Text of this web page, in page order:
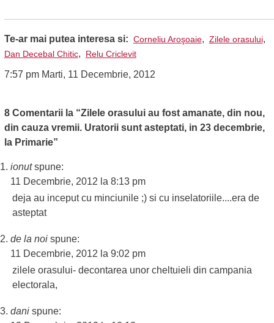
Te-ar mai putea interesa si: Corneliu Aroşoaie, Zilele orasului,
Dan Decebal Chitic, Relu Criclevit
7:57 pm Marti, 11 Decembrie, 2012
8 Comentarii la “Zilele orasului au fost amanate, din nou,
din cauza vremii. Uratorii sunt asteptati, in 23 decembrie,
la Primarie”
ionut spune:
11 Decembrie, 2012 la 8:13 pm
deja au inceput cu minciunile ;) si cu inselatoriile....era de
asteptat
de la noi spune:
11 Decembrie, 2012 la 9:02 pm
zilele orasului- decontarea unor cheltuieli din campania
electorala,
dani spune: